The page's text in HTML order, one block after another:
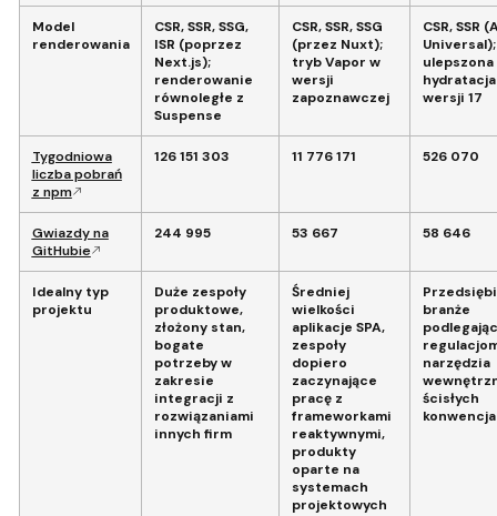
Model
renderowania
CSR, SSR, SSG,
ISR (poprzez
Next.js);
renderowanie
równoległe z
Suspense
CSR, SSR, SSG
(przez Nuxt);
tryb Vapor w
wersji
zapoznawczej
CSR, SSR
Universal);
ulepszona
wersji 17
Tygodniowa
liczba pobrań
z npm
126 151 303 11 776 171 526 070
Gwiazdy na
GitHubie
244 995 53 667 58 646
Idealny typ
projektu
Duże zespoły
produktowe,
złożony stan,
bogate
potrzeby w
zakresie
integracji z
rozwiązaniami
innych firm
Średniej
wielkości
aplikacje SPA,
zespoły
dopiero
zaczynające
pracę z
frameworkami
reaktywnymi,
produkty
oparte na
systemach
projektowych
branże
narzędzia
ścisłych